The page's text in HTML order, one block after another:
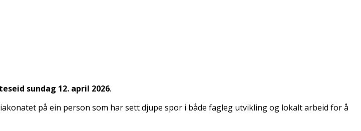
sundag 12. april 2026.
på ein person som har sett djupe spor i både fagleg utvikling og lokalt arbeid for å